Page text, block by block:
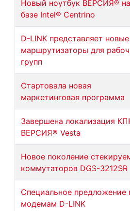
Новый ноутбук ВЕРСИЯ® на
базе Intel® Centrino
D-LINK представляет новые
маршрутизаторы для
групп
Стартовала новая
маркетинговая программа
Завершена локализация
ВЕРСИЯ® Vesta
Новое поколение
коммутаторов DGS-3212SR
Специальное предложение
модемам D-LINK